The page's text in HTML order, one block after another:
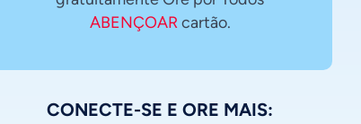
ABENÇOAR cartão.
CONECTE-SE E ORE MAIS: